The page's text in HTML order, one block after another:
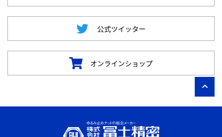
公式ツイッター
オンラインショップ